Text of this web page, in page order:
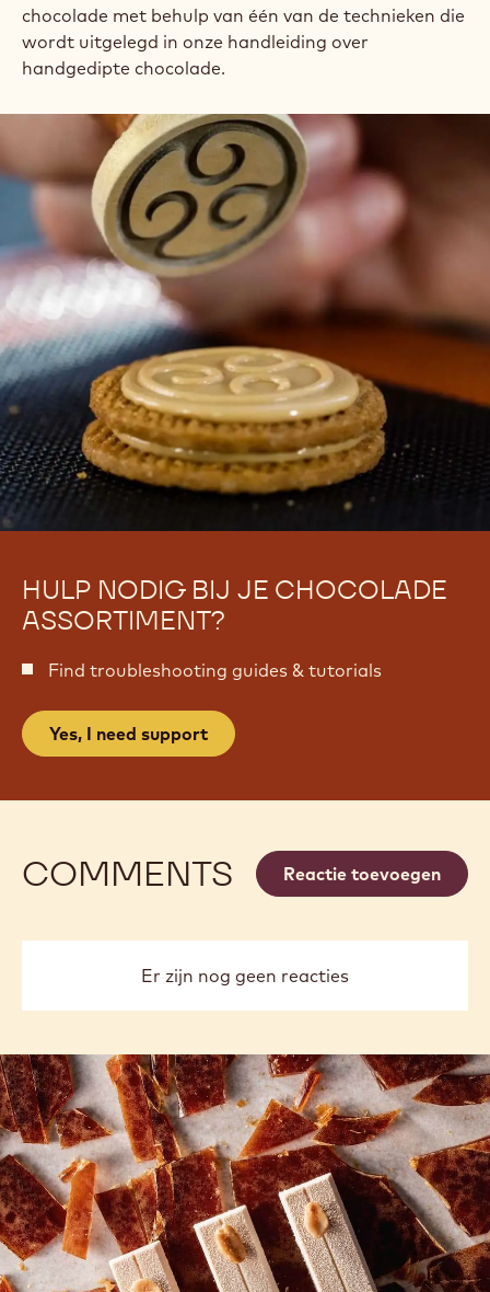
chocolade met behulp van één van de technieken die
wordt uitgelegd in onze handleiding over
handgedipte chocolade.
HULP NODIG BIJ JE CHOCOLADE
ASSORTIMENT?
Find troubleshooting guides & tutorials
Yes, I need support
COMMENTS Reactie toevoegen
Er zijn nog geen reacties